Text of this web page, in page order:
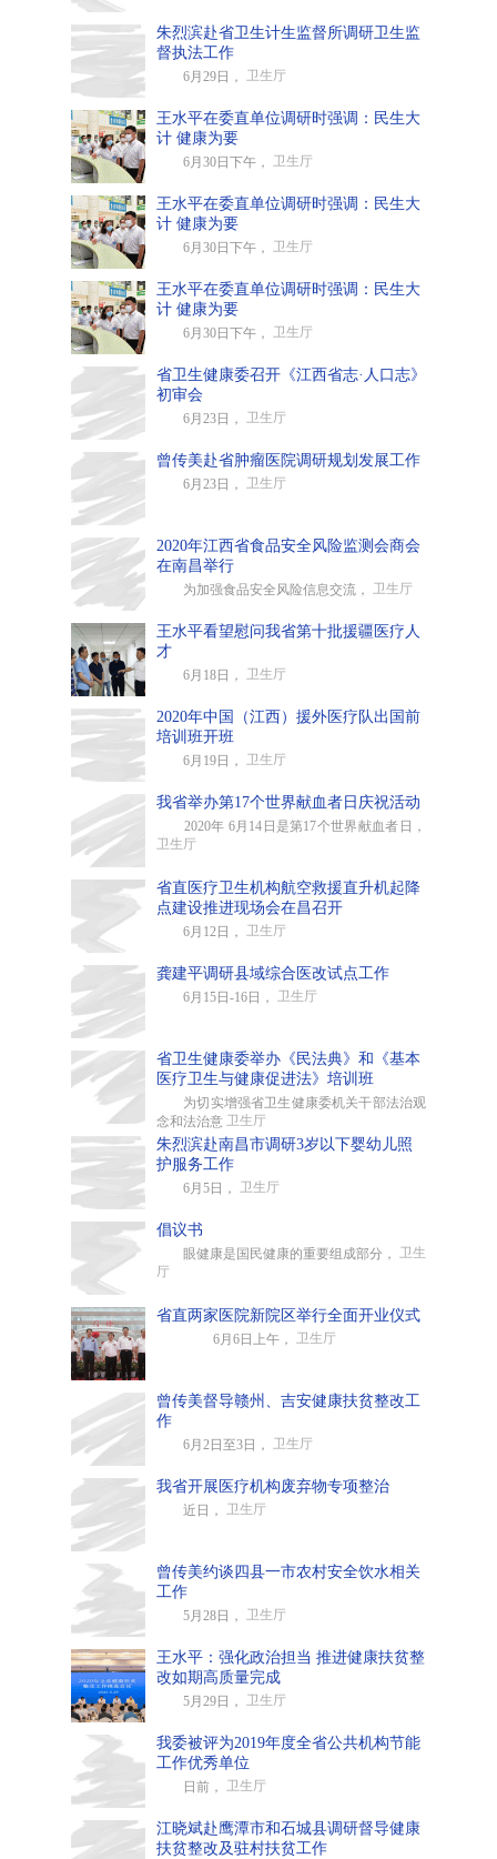
朱烈滨赴省卫生计生监督所调研卫生监
督执法工作
6月29日， 卫生厅
王水平在委直单位调研时强调：民生大
计 健康为要
6月30日下午， 卫生厅
王水平在委直单位调研时强调：民生大
计 健康为要
6月30日下午， 卫生厅
王水平在委直单位调研时强调：民生大
计 健康为要
6月30日下午， 卫生厅
省卫生健康委召开《江西省志·人口志》
初审会
6月23日， 卫生厅
曾传美赴省肿瘤医院调研规划发展工作
6月23日， 卫生厅
2020年江西省食品安全风险监测会商会
在南昌举行
为加强食品安全风险信息交流， 卫生厅
王水平看望慰问我省第十批援疆医疗人
才
6月18日， 卫生厅
2020年中国（江西）援外医疗队出国前
培训班开班
6月19日， 卫生厅
我省举办第17个世界献血者日庆祝活动
2020年 6月14日是第17个世界献血者日，
卫生厅
省直医疗卫生机构航空救援直升机起降
点建设推进现场会在昌召开
6月12日， 卫生厅
龚建平调研县域综合医改试点工作
6月15日-16日， 卫生厅
省卫生健康委举办《民法典》和《基本
医疗卫生与健康促进法》培训班
为切实增强省卫生健康委机关干部法治观
念和法治意 卫生厅
朱烈滨赴南昌市调研3岁以下婴幼儿照
护服务工作
6月5日， 卫生厅
倡议书
眼健康是国民健康的重要组成部分， 卫生
厅
省直两家医院新院区举行全面开业仪式
6月6日上午， 卫生厅
曾传美督导赣州、吉安健康扶贫整改工
作
6月2日至3日， 卫生厅
我省开展医疗机构废弃物专项整治
近日， 卫生厅
曾传美约谈四县一市农村安全饮水相关
工作
5月28日， 卫生厅
王水平：强化政治担当 推进健康扶贫整
改如期高质量完成
5月29日， 卫生厅
我委被评为2019年度全省公共机构节能
工作优秀单位
日前， 卫生厅
江晓斌赴鹰潭市和石城县调研督导健康
扶贫整改及驻村扶贫工作